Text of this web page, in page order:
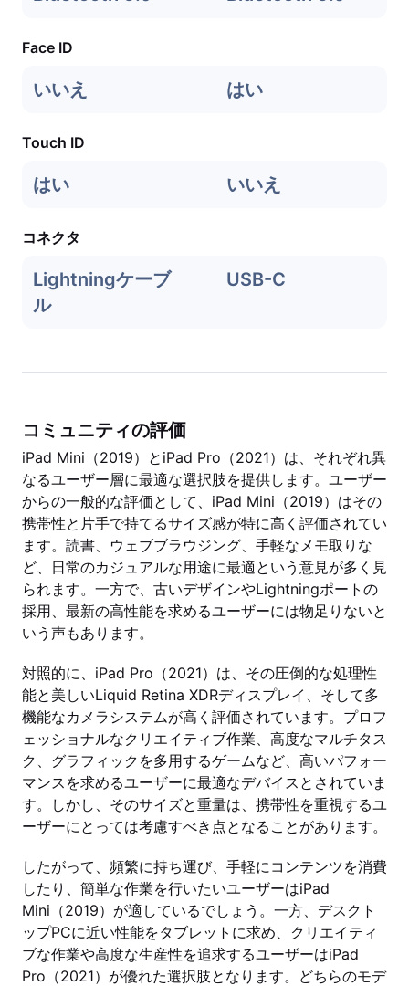
Face ID
いいえ はい
Touch ID
はい いいえ
コネクタ
Lightningケーブ
ル
USB-C
コミュニティの評価
iPad Mini（2019）とiPad Pro（2021）は、それぞれ異
なるユーザー層に最適な選択肢を提供します。ユーザー
からの一般的な評価として、iPad Mini（2019）はその
携帯性と片手で持てるサイズ感が特に高く評価されてい
ます。読書、ウェブブラウジング、手軽なメモ取りな
ど、日常のカジュアルな用途に最適という意見が多く見
られます。一方で、古いデザインやLightningポートの
採用、最新の高性能を求めるユーザーには物足りないと
いう声もあります。
対照的に、iPad Pro（2021）は、その圧倒的な処理性
能と美しいLiquid Retina XDRディスプレイ、そして多
機能なカメラシステムが高く評価されています。プロフ
ェッショナルなクリエイティブ作業、高度なマルチタス
ク、グラフィックを多用するゲームなど、高いパフォー
マンスを求めるユーザーに最適なデバイスとされていま
す。しかし、そのサイズと重量は、携帯性を重視するユ
ーザーにとっては考慮すべき点となることがあります。
したがって、頻繁に持ち運び、手軽にコンテンツを消費
したり、簡単な作業を行いたいユーザーはiPad
Mini（2019）が適しているでしょう。一方、デスクト
ップPCに近い性能をタブレットに求め、クリエイティ
ブな作業や高度な生産性を追求するユーザーはiPad
Pro（2021）が優れた選択肢となります。どちらのモデ